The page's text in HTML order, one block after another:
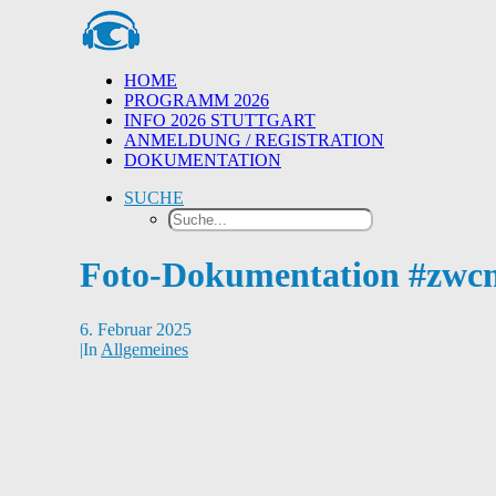
HOME
PROGRAMM 2026
INFO 2026 STUTTGART
ANMELDUNG / REGISTRATION
DOKUMENTATION
SUCHE
Foto-Dokumentation
6. Februar 2025
|In Allgemeines